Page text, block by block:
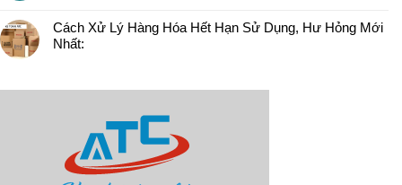
Cách Xử Lý Hàng Hóa Hết Hạn Sử Dụng, Hư Hỏng Mới
Nhất: